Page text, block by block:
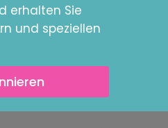
erhalten Sie
und speziellen